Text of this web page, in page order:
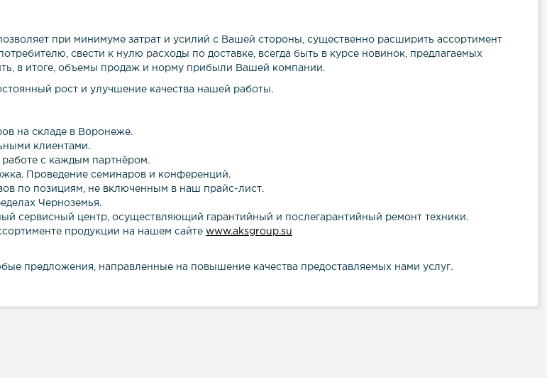
при минимуме затрат и усилий с Вашей стороны, существенно расширить ассортимент
свести к нулю расходы по доставке, всегда быть в курсе новинок, предлагаемых
в итоге, объемы продаж и норму прибыли Вашей компании.
рост и улучшение качества нашей работы.
на складе в Воронеже.
клиентами.
с каждым партнёром.
Проведение семинаров и конференций.
по позициям, не включенным в наш прайс-лист.
Черноземья.
сервисный центр, осуществляющий гарантийный и послегарантийный ремонт техники.
продукции на нашем сайте www.aksgroup.su
предложения, направленные на повышение качества предоставляемых нами услуг.